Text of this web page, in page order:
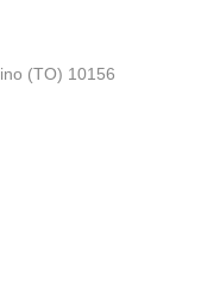
(TO) 10156